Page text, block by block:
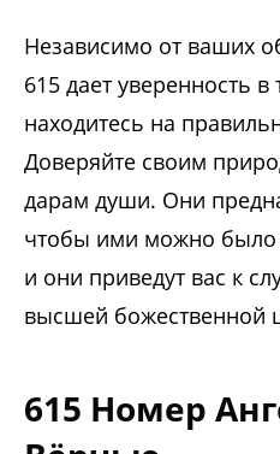
Независимо от ваших
615 дает уверенность
находитесь на
Доверяйте своим
дарам души. Они
чтобы ими можно было
и они приведут вас к
высшей божественной
615 Номер